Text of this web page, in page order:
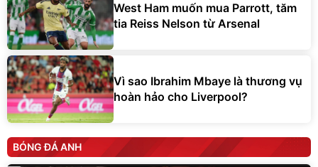
West Ham muốn mua Parrott, tăm
tia Reiss Nelson từ Arsenal
Vì sao Ibrahim Mbaye là thương vụ
hoàn hảo cho Liverpool?
BÓNG ĐÁ ANH